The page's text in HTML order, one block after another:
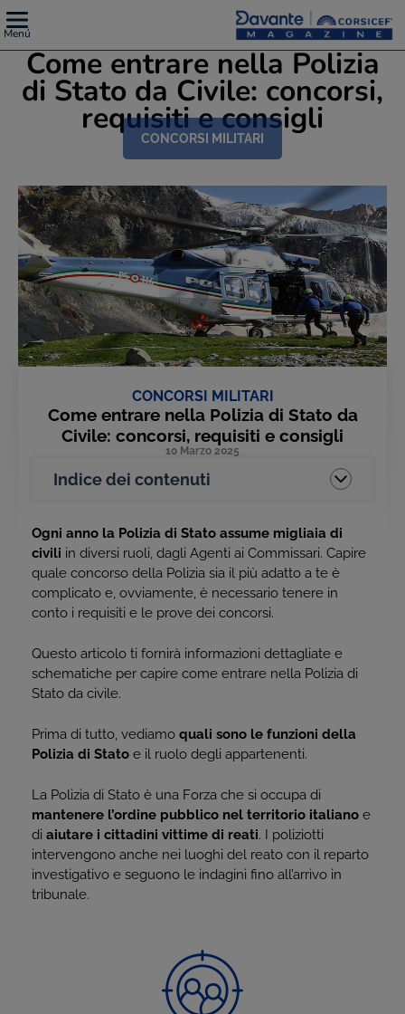
Menú
Come entrare nella Polizia
di Stato da Civile: concorsi,
requisiti e consigli
CONCORSI MILITARI
CONCORSI MILITARI
Come entrare nella Polizia di Stato da
Civile: concorsi, requisiti e consigli
10 Marzo 2025
Indice dei contenuti
Ogni anno la Polizia di Stato assume migliaia di
civili in diversi ruoli, dagli Agenti ai Commissari. Capire
quale concorso della Polizia sia il più adatto a te è
complicato e, ovviamente, è necessario tenere in
conto i requisiti e le prove dei concorsi.
Questo articolo ti fornirà informazioni dettagliate e
schematiche per capire come entrare nella Polizia di
Stato da civile.
Prima di tutto, vediamo quali sono le funzioni della
Polizia di Stato e il ruolo degli appartenenti.
La Polizia di Stato è una Forza che si occupa di
mantenere l’ordine pubblico nel territorio italiano e
di aiutare i cittadini vittime di reati. I poliziotti
intervengono anche nei luoghi del reato con il reparto
investigativo e seguono le indagini fino all’arrivo in
tribunale.